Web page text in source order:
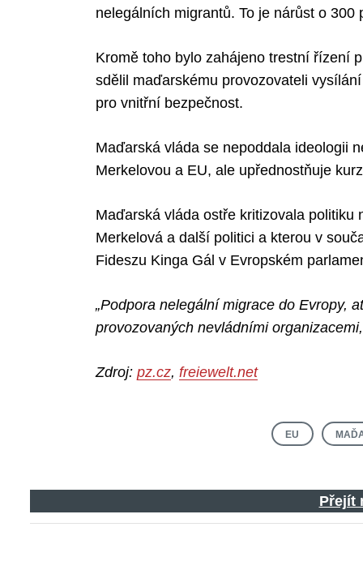
nelegálních migrantů. To je nárůst o
Kromě toho bylo zahájeno trestní řízení
sdělil maďarskému provozovateli
pro vnitřní bezpečnost.
Maďarská vláda se nepoddala ideologii
Merkelovou a EU, ale upřednostňuje
Maďarská vláda ostře kritizovala politiku
Merkelová a další politici a kterou v
Fideszu Kinga Gál v Evropském
„Podpora nelegální migrace do Evropy,
provozovaných nevládními
Zdroj: pz.cz, freiewelt.net
EU
Přejít